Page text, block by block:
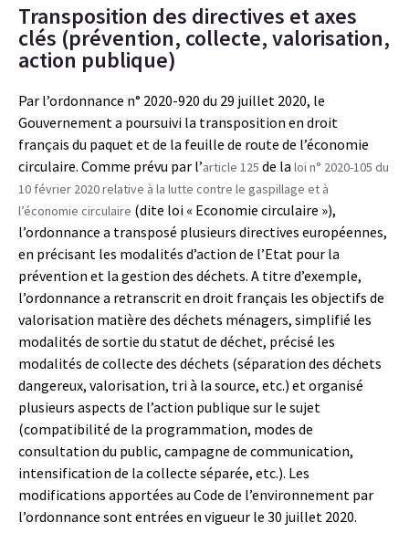
Transposition des directives et axes
clés (prévention, collecte, valorisation,
action publique)
Par l’ordonnance n° 2020-920 du 29 juillet 2020, le
Gouvernement a poursuivi la transposition en droit
français du paquet et de la feuille de route de l’économie
circulaire. Comme prévu par l’article 125 de la loi n° 2020-105 du
10 février 2020 relative à la lutte contre le gaspillage et à
l’économie circulaire (dite loi « Economie circulaire »),
l’ordonnance a transposé plusieurs directives européennes,
en précisant les modalités d’action de l’Etat pour la
prévention et la gestion des déchets. A titre d’exemple,
l’ordonnance a retranscrit en droit français les objectifs de
valorisation matière des déchets ménagers, simplifié les
modalités de sortie du statut de déchet, précisé les
modalités de collecte des déchets (séparation des déchets
dangereux, valorisation, tri à la source, etc.) et organisé
plusieurs aspects de l’action publique sur le sujet
(compatibilité de la programmation, modes de
consultation du public, campagne de communication,
intensification de la collecte séparée, etc.). Les
modifications apportées au Code de l’environnement par
l’ordonnance sont entrées en vigueur le 30 juillet 2020.